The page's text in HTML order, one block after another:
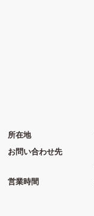
所在地
お問い合わせ先
営業時間